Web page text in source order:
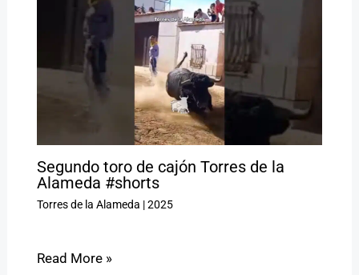
Segundo toro de cajón Torres de la
Alameda #shorts
Torres de la Alameda |2025
Read More »